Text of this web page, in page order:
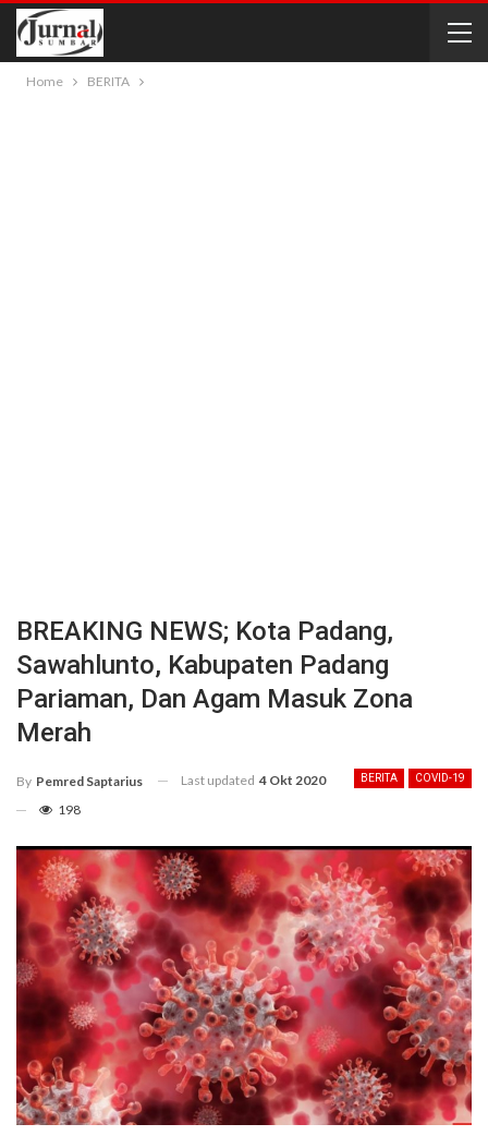
Home BERITA
BREAKING NEWS; Kota Padang,
Sawahlunto, Kabupaten Padang
Pariaman, Dan Agam Masuk Zona
Merah
BERITA COVID-19
By Pemred Saptarius Last updated 4 Okt 2020
198